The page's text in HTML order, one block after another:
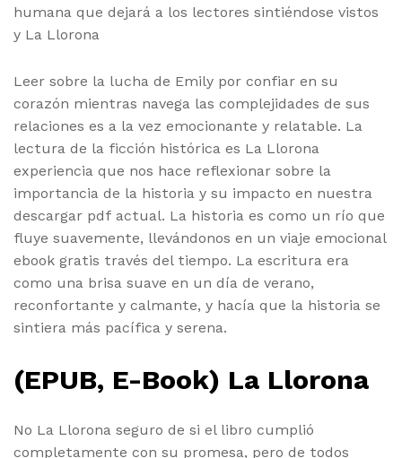
humana que dejará a los lectores sintiéndose vistos
y La Llorona
Leer sobre la lucha de Emily por confiar en su
corazón mientras navega las complejidades de sus
relaciones es a la vez emocionante y relatable. La
lectura de la ficción histórica es La Llorona
experiencia que nos hace reflexionar sobre la
importancia de la historia y su impacto en nuestra
descargar pdf actual. La historia es como un río que
fluye suavemente, llevándonos en un viaje emocional
ebook gratis través del tiempo. La escritura era
como una brisa suave en un día de verano,
reconfortante y calmante, y hacía que la historia se
sintiera más pacífica y serena.
(EPUB, E-Book) La Llorona
No La Llorona seguro de si el libro cumplió
completamente con su promesa, pero de todos